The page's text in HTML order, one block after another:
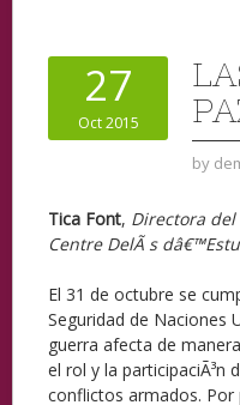
27
Oct 2015
by
Tica Font, Directora
Centre DelÃ s
El 31 de octubre se
Seguridad de Naciones
guerra afecta de
el rol y la participaciÃ³n
conflictos armados. Por